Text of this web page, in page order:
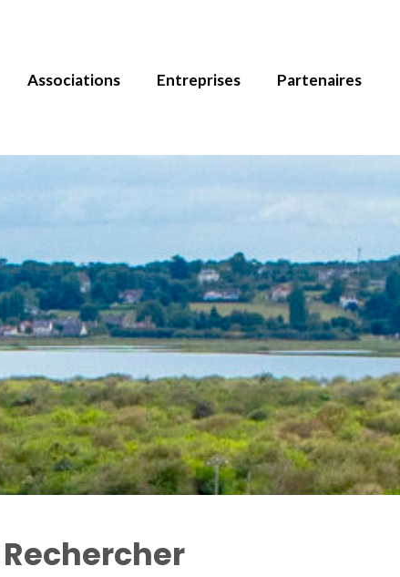
Associations Entreprises Partenaires
Rechercher